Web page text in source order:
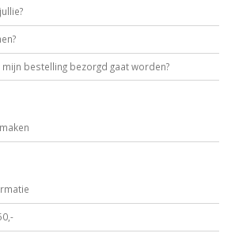
bestelling bezorgd gaat worden?